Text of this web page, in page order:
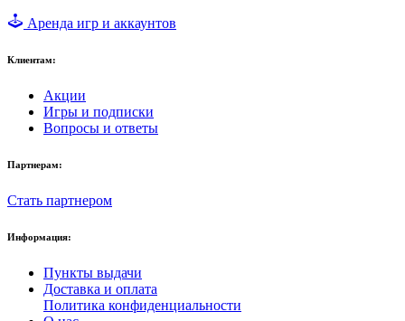
Аренда игр и аккаунтов
Клиентам:
Акции
Игры и подписки
Вопросы и ответы
Партнерам:
Стать партнером
Информация:
Пункты выдачи
Доставка и оплата
Политика конфиденциальности